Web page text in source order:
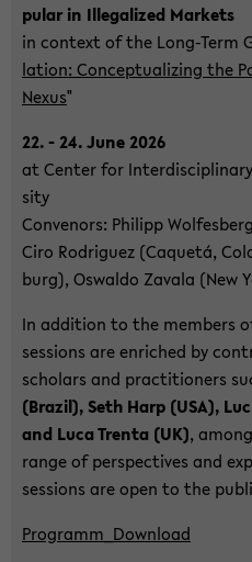
pu­lar in Il­le­ga­li­zed Mar­kets
in con­text of the Long-​Term
la­ti­on: Con­cep­tua­li­zing the
Nexus"
22. - 24. June 2026
at Cen­ter for
si­ty
Con­ve­nors: Phil­ipp
Ciro Ro­dri­guez (Caquetá,
burg), Os­wal­do Za­va­la (New
In ad­di­ti­on to the mem­bers
ses­si­ons are en­ri­ched by
scholars and prac­ti­tio­ners
(Bra­zil), Seth Harp (USA),
and Luca Tren­ta (UK),
range of per­spec­ti­ves and
ses­si­ons are open to the
Pro­gram­m_Down­load